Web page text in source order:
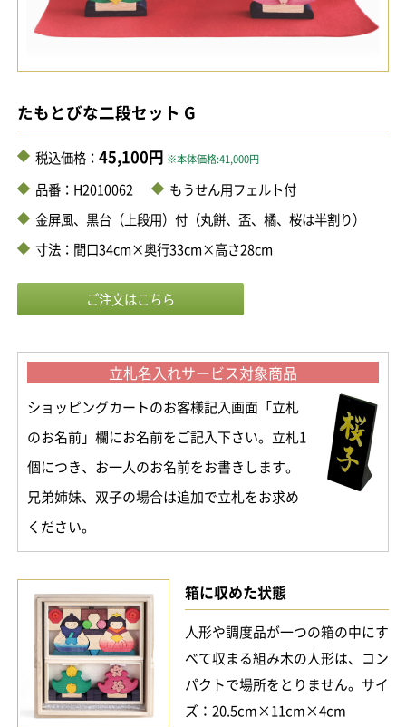
たもとびな二段セット G
税込価格： 45,100円 ※本体価格:41,000円
品番：H2010062
もうせん用フェルト付
金屏風、黒台（上段用）付（丸餅、盃、橘、桜は半割り）
寸法：間口34cm×奥行33cm×高さ28cm
立札名入れサービス対象商品
ショッピングカートのお客様記入画面「立札
のお名前」欄にお名前をご記入下さい。立札1
個につき、お一人のお名前をお書きします。
兄弟姉妹、双子の場合は追加で立札をお求め
ください。
箱に収めた状態
人形や調度品が一つの箱の中にす
べて収まる組み木の人形は、コン
パクトで場所をとりません。サイ
ズ：20.5cm×11cm×4cm